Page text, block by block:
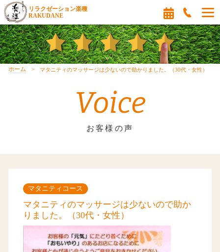
リラクゼーション楽種
RAKUDANE
ホーム マタニティのマッサージは少ないので助かりました。（30代・女性）
Voice
お客様の声
マタニティコース
マタニティのマッサージは少ないので助か
りました。（30代・女性）